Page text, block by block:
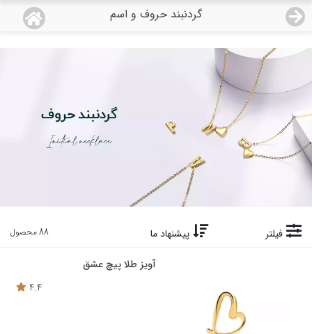
گردنبند حروف و اسم
منو
صفحه اصلی
دسته بندی محصولات
نمایندگی ها
درباره ما
فیلتر پیشنهاد ما 88 محصول
آویز طلا پیچ عشق
4.4